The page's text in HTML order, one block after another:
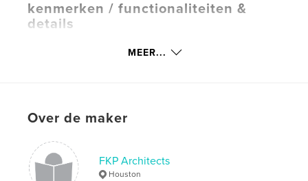
kenmerken / functionaliteiten &
details
Kunst & Fotografie
Trefwoorden
Photographs
Archtecture
MEER...
Over de maker
FKP Architects
Houston